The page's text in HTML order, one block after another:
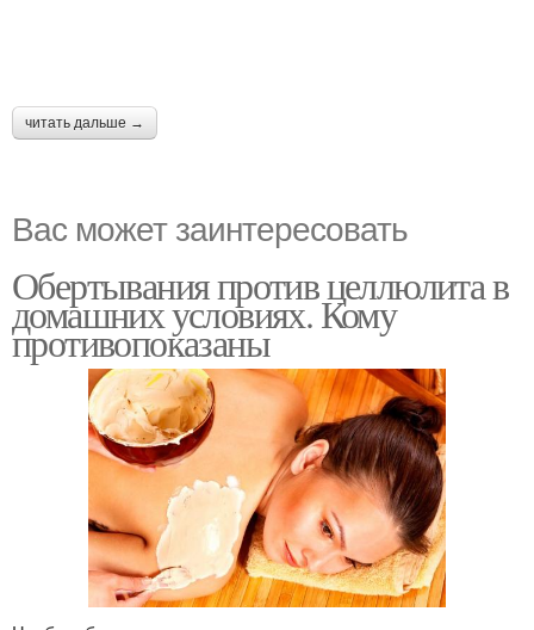
читать дальше →
Вас может заинтересовать
Обертывания против целлюлита в
домашних условиях. Кому
противопоказаны